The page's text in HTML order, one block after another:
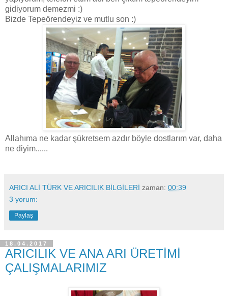
gidiyorum demezmi :)
Bizde Tepeörendeyiz ve mutlu son :)
Allahıma ne kadar şükretsem azdır böyle dostlarım var, daha
ne diyim......
ARICI ALİ TÜRK VE ARICILIK BİLGİLERİ zaman: 00:39
3 yorum:
Paylaş
18.04.2017
ARICILIK VE ANA ARI ÜRETİMİ
ÇALIŞMALARIMIZ